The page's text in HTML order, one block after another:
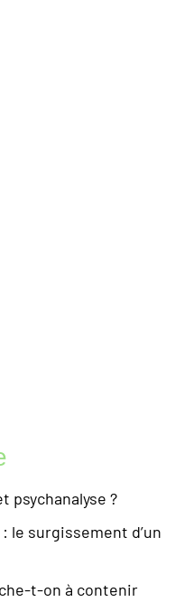
psychanalyse ?
le surgissement d’un
t-on à contenir